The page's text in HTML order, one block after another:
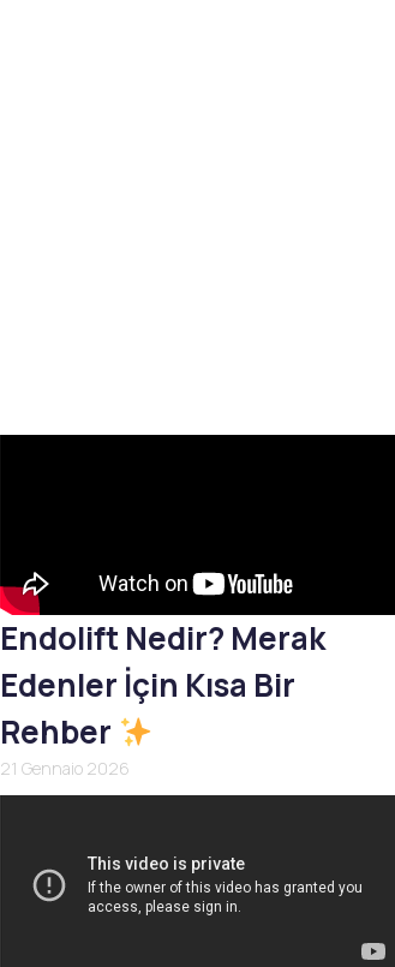
Endolift Nedir? Merak
Edenler İçin Kısa Bir
Rehber
21 Gennaio 2026